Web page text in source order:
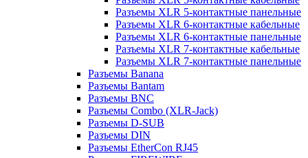
Разъемы XLR 5-контактные панельные
Разъемы XLR 6-контактные кабельные
Разъемы XLR 6-контактные панельные
Разъемы XLR 7-контактные кабельные
Разъемы XLR 7-контактные панельные
Разъемы Banana
Разъемы Bantam
Разъемы BNC
Разъемы Combo (XLR-Jack)
Разъемы D-SUB
Разъемы DIN
Разъемы EtherCon RJ45